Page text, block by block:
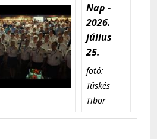
Nap -
2026.
július
25.
fotó:
Tüskés
Tibor